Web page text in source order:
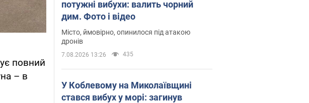
повний
– в
потужні вибухи: валить чорний
дим. Фото і відео
Місто, ймовірно, опинилося під атакою
дронів
7.08.2026 13:26 435
У Коблевому на Миколаївщині
стався вибух у морі: загинув